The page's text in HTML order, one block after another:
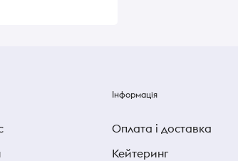
Інформація
Оплата і доставка
Кейтеринг